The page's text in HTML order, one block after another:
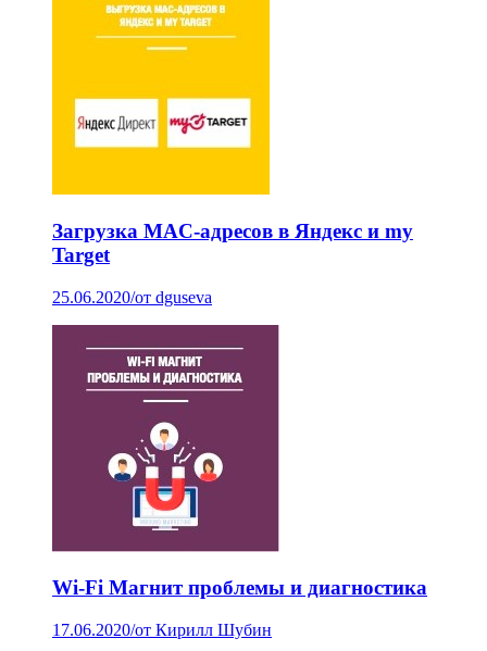
Загрузка MAC-адресов в Яндекс и my
Target
25.06.2020/от dguseva
Wi-Fi Магнит проблемы и диагностика
17.06.2020/от Кирилл Шубин